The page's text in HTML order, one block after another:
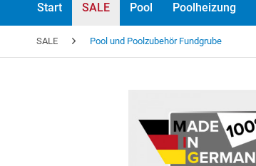
Start SALE Pool Poolheizung
SALE Pool und Poolzubehör Fundgrube